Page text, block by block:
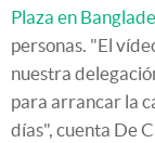
Plaza en
personas. "El
nuestra
para arrancar la
días", cuenta De